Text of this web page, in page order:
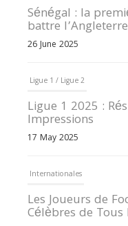
Sénégal : la
battre l’Angleterre
26 June 2025
Ligue 1 / Ligue 2
Ligue 1 2025 :
Impressions
17 May 2025
Internationales
Les Joueurs de
Célèbres de Tous